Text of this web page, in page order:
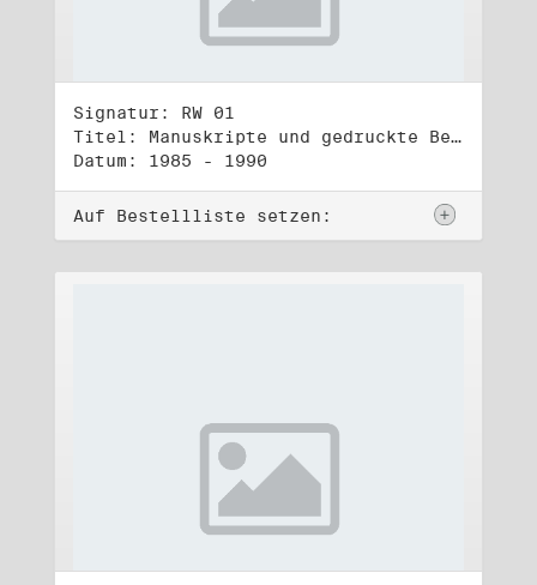
Signatur: RW 01
Titel: Manuskripte und gedruckte Belege (1)
Datum: 1985 - 1990
Auf Bestellliste setzen: